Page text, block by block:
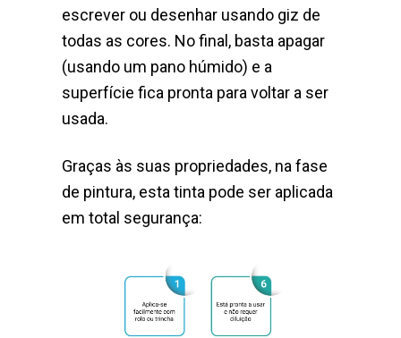
escrever ou desenhar usando giz de
todas as cores. No final, basta apagar
(usando um pano húmido) e a
superfície fica pronta para voltar a ser
usada.
Graças às suas propriedades, na fase
de pintura, esta tinta pode ser aplicada
em total segurança: